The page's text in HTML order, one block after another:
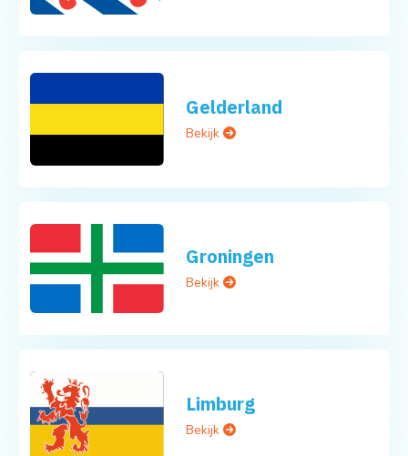
Gelderland
Bekijk
Groningen
Bekijk
Limburg
Bekijk